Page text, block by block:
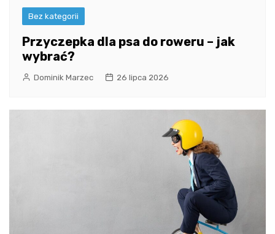
Bez kategorii
Przyczepka dla psa do roweru – jak
wybrać?
Dominik Marzec 26 lipca 2026